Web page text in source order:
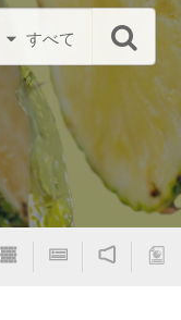
すべて